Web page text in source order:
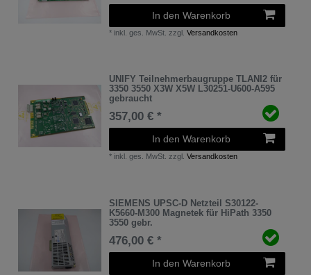
In den Warenkorb
* inkl. ges. MwSt. zzgl.Versandkosten
UNIFY Teilnehmerbaugruppe TLANI2 für
3350 3550 X3W X5W L30251-U600-A595
gebraucht
357,00 € *
In den Warenkorb
* inkl. ges. MwSt. zzgl.Versandkosten
SIEMENS UPSC-D Netzteil S30122-
K5660-M300 Magnetek für HiPath 3350
3550 gebr.
476,00 € *
In den Warenkorb